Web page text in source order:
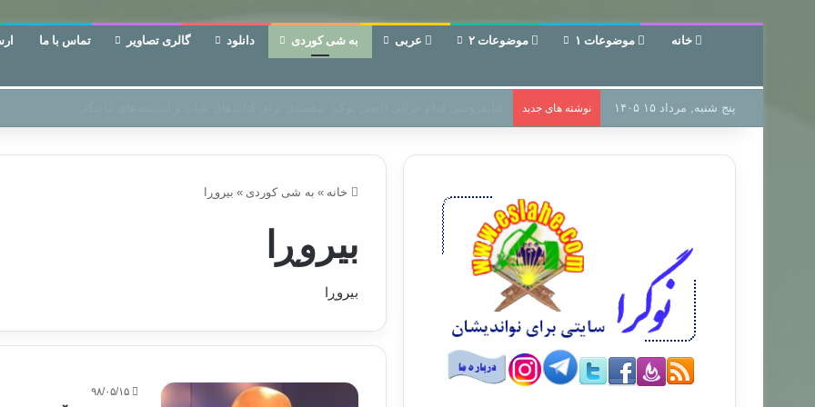
خانه موضوعات ۱ موضوعات ۲ عربی به شی کوردی دانلود گالری تصاویر تماس با ما
پنج شنبه, مرداد ۱۵ ۱۴۰۵ نوشته های جدید
خانه » به شی کوردی » بیروڕا
بیروڕا
بیروڕا
۹۸/۰۵/۱۵